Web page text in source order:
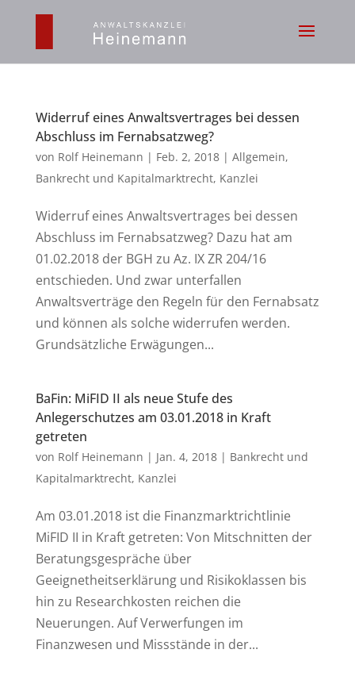
Widerruf eines Anwaltsvertrages bei dessen
Abschluss im Fernabsatzweg?
von Rolf Heinemann | Feb. 2, 2018| Allgemein,
Bankrecht und Kapitalmarktrecht, Kanzlei
Widerruf eines Anwaltsvertrages bei dessen
Abschluss im Fernabsatzweg? Dazu hat am
01.02.2018 der BGH zu Az. IX ZR 204/16
entschieden. Und zwar unterfallen
Anwaltsverträge den Regeln für den Fernabsatz
und können als solche widerrufen werden.
Grundsätzliche Erwägungen...
BaFin: MiFID II als neue Stufe des
Anlegerschutzes am 03.01.2018 in Kraft
getreten
von Rolf Heinemann | Jan. 4, 2018| Bankrecht und
Kapitalmarktrecht, Kanzlei
Am 03.01.2018 ist die Finanzmarktrichtlinie
MiFID II in Kraft getreten: Von Mitschnitten der
Beratungsgespräche über
Geeignetheitserklärung und Risikoklassen bis
hin zu Researchkosten reichen die
Neuerungen. Auf Verwerfungen im
Finanzwesen und Missstände in der...